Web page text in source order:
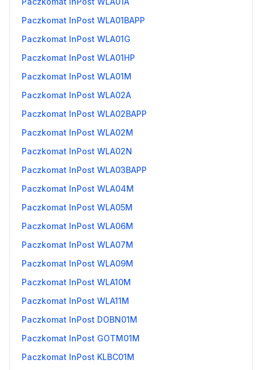
Paczkomat InPost WLA01BAPP
Paczkomat InPost WLA01G
Paczkomat InPost WLA01HP
Paczkomat InPost WLA01M
Paczkomat InPost WLA02A
Paczkomat InPost WLA02BAPP
Paczkomat InPost WLA02M
Paczkomat InPost WLA02N
Paczkomat InPost WLA03BAPP
Paczkomat InPost WLA04M
Paczkomat InPost WLA05M
Paczkomat InPost WLA06M
Paczkomat InPost WLA07M
Paczkomat InPost WLA09M
Paczkomat InPost WLA10M
Paczkomat InPost WLA11M
Paczkomat InPost DOBN01M
Paczkomat InPost GOTM01M
Paczkomat InPost KLBC01M